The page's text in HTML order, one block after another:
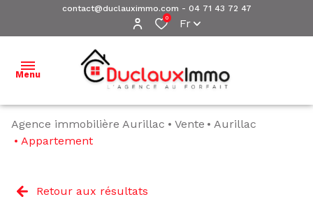
contact@duclauximmo.com - 04 71 43 72 47
0 Fr
Menu
ACCUEIL
BIENS À
VENDRE
Agence immobilière Aurillac Vente
Aurillac
Appartement
Retour aux résultats